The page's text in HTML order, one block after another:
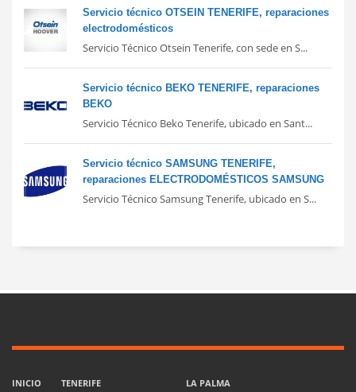
Servicio técnico OTSEIN TENERIFE, reparaciones
electrodomésticos
Servicio Técnico Otsein Tenerife, con sede en S...
Servicio técnico BEKO TENERIFE, reparaciones
BEKO
Servicio Técnico Beko Tenerife, ubicado en Sant...
Servicio técnico SAMSUNG TENERIFE,
reparaciones ELECTRODOMÉSTICOS SAMSUNG
Servicio Técnico Samsung Tenerife, ubicado en S...
INICIO
TENERIFE
LA PALMA